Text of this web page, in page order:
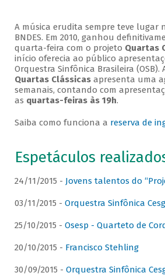
A música erudita sempre teve lugar
BNDES. Em 2010, ganhou
quarta-feira com o projeto Quartas
início oferecia ao público
Orquestra Sinfônica Brasileira
Quartas Clássicasapresenta uma
semanais, contando com
as quartas-feiras às 19h.
Saiba como funciona a reserva de
Espetáculos
24/11/2015 - Jovens talentos do
03/11/2015 - Orquestra Sinfônica
25/10/2015 - Osesp - Quarteto de
20/10/2015 - Francisco Stehling
30/09/2015 - Orquestra Sinfônica